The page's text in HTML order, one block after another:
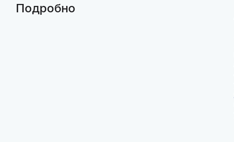
Подробно